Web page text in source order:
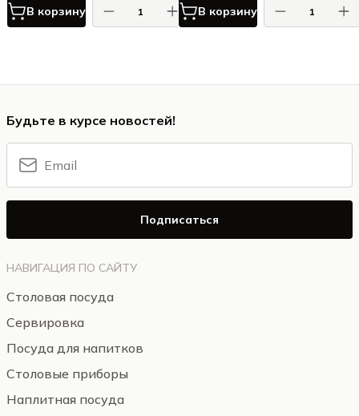
В корзину В корзину
НАВИГАЦИЯ ПО САЙТУ
Столовая посуда
Сервировка
Посуда для напитков
Столовые приборы
Наплитная посуда
Будьте в курсе новостей!
Подписаться